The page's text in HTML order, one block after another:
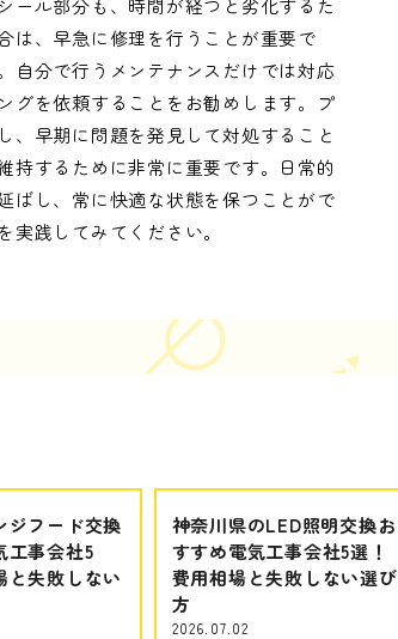
ール部分も、時間が経つと劣化するた
は、早急に修理を行うことが重要で
自分で行うメンテナンスだけでは対応
グを依頼することをお勧めします。プ
、早期に問題を発見して対処すること
持するために非常に重要です。日常的
ばし、常に快適な状態を保つことがで
践してみてください。
ジフード交換
工事会社5
と失敗しない
神奈川県のLED照明交換お
すすめ電気工事会社5選！
費用相場と失敗しない選び
方
2026.07.02